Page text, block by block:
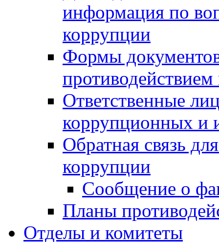
информация по
коррупции
Формы
Ответственные
коррупционных и
Обратная связь
коррупции
Сообщение о
Планы
Отделы и комитеты